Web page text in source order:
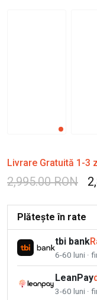
Livrare Gratuită 1-3
2,995.00 RON
Plătește în rate
tbi bank
6-60 luni ·
LeanPay
3-60 luni ·